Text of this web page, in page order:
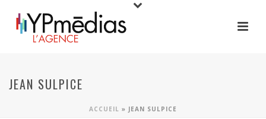
JEAN SULPICE
ACCUEIL » JEAN SULPICE